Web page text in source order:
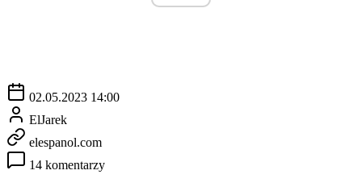
02.05.2023 14:00
ElJarek
elespanol.com
14 komentarzy